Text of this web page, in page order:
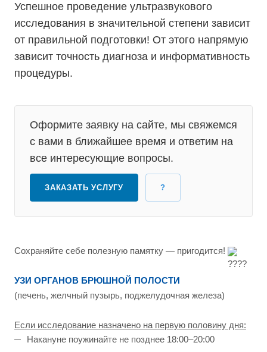
Успешное проведение ультразвукового
исследования в значительной степени зависит
от правильной подготовки! От этого напрямую
зависит точность диагноза и информативность
процедуры.
Оформите заявку на сайте, мы свяжемся
с вами в ближайшее время и ответим на
все интересующие вопросы.
ЗАКАЗАТЬ УСЛУГУ ?
Сохраняйте себе полезную памятку — пригодится!
УЗИ ОРГАНОВ БРЮШНОЙ ПОЛОСТИ
(печень, желчный пузырь, поджелудочная железа)
Если исследование назначено на первую половину дня:
Накануне поужинайте не позднее 18:00–20:00